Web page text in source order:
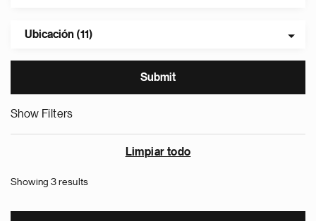
Ubicación (11)
Show Filters
Limpiar todo
Showing 3 results